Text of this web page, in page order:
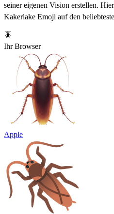
seiner eigenen Vision erstellen.
Kakerlake Emoji auf den
🪳
Ihr Browser
Apple